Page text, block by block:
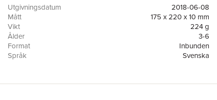
bilderbok i vårt Klumpe Dumpe-bibliotek.
Utgivningsdatum
2018-06-08
Mått
175 x 220 x 10 mm
Vikt
224 g
Ålder
3-6
Format
Inbunden
Språk
Svenska
Upplaga
1